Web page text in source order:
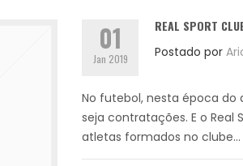
01
Jan 2019
REAL SPORT
Postado por
No futebol, nesta época do
seja contratações. E o
atletas formados no clube...